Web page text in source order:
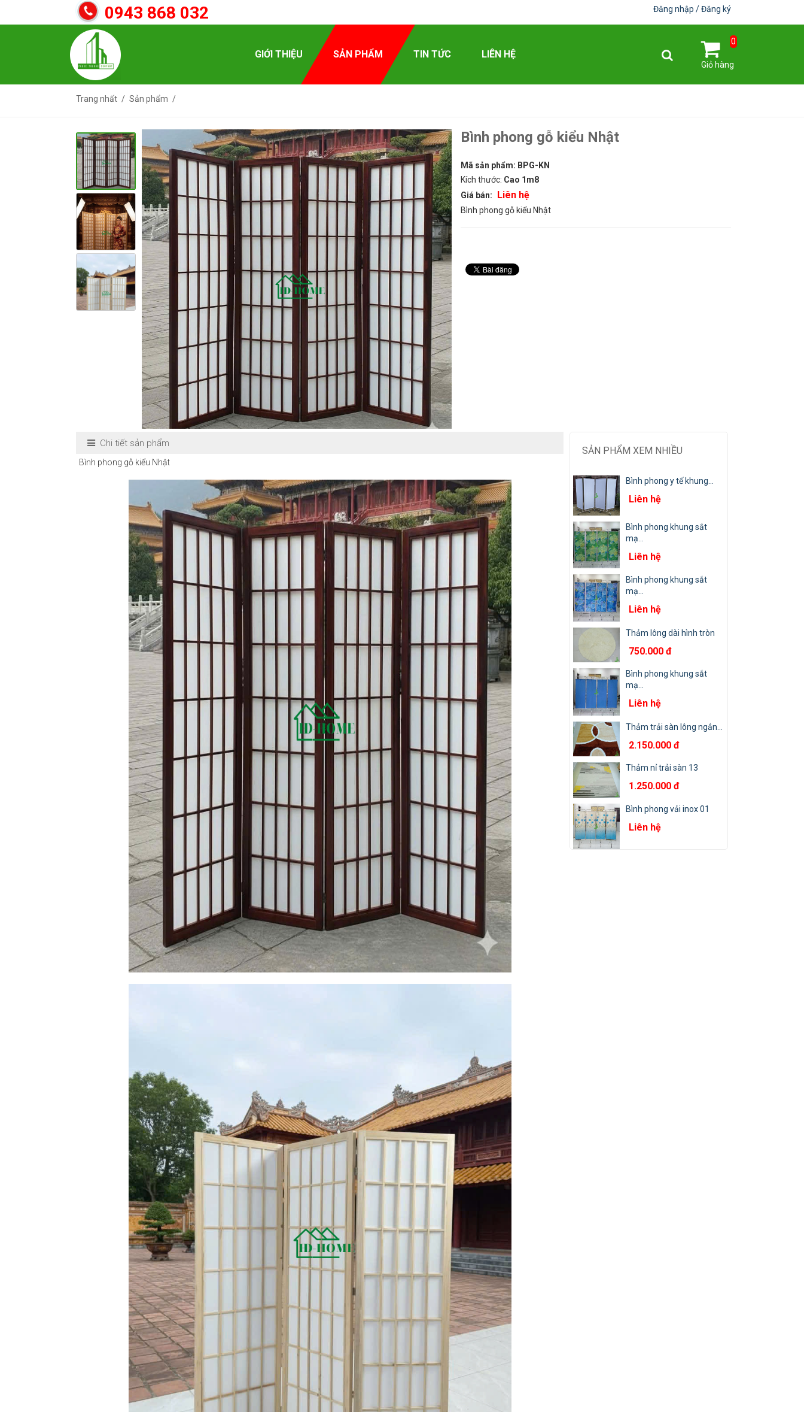
0943 868 032 Đăng nhập Đăng ký
GIỚI THIỆU SẢN PHẨM TIN TỨC LIÊN HỆ
0
Giỏ hàng
Trang nhất Sản phẩm
Bình phong gỗ kiểu Nhật
Mã sản phẩm: BPG-KN
Kích thước: Cao 1m8
Giá bán:
Liên hệ
Bình phong gỗ kiểu Nhật
Chi tiết sản phẩm
Bình phong gỗ kiểu Nhật
SẢN PHẨM XEM NHIỀU
Bình phong y tế khung...
Liên hệ
Bình phong khung sắt
mạ...
Liên hệ
Bình phong khung sắt
mạ...
Liên hệ
Thảm lông dài hình tròn
750.000 đ
Bình phong khung sắt
mạ...
Liên hệ
Thảm trải sàn lông ngắn...
2.150.000 đ
Thảm nỉ trải sàn 13
1.250.000 đ
Bình phong vải inox 01
Liên hệ